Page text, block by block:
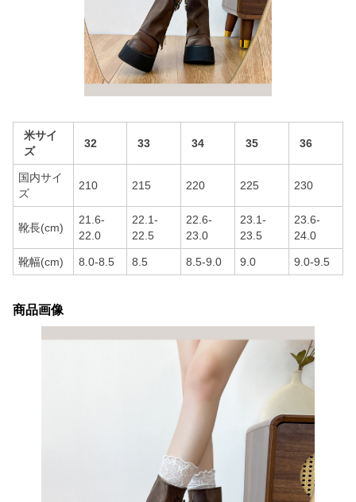
米サイ
ズ
32 33 34 35 36
国内サイ
ズ
210 215 220 225 230
靴長(cm)
21.6-
22.0
22.1-
22.5
22.6-
23.0
23.1-
23.5
23.6-
24.0
靴幅(cm) 8.0-8.5 8.5 8.5-9.0 9.0 9.0-9.5
商品画像